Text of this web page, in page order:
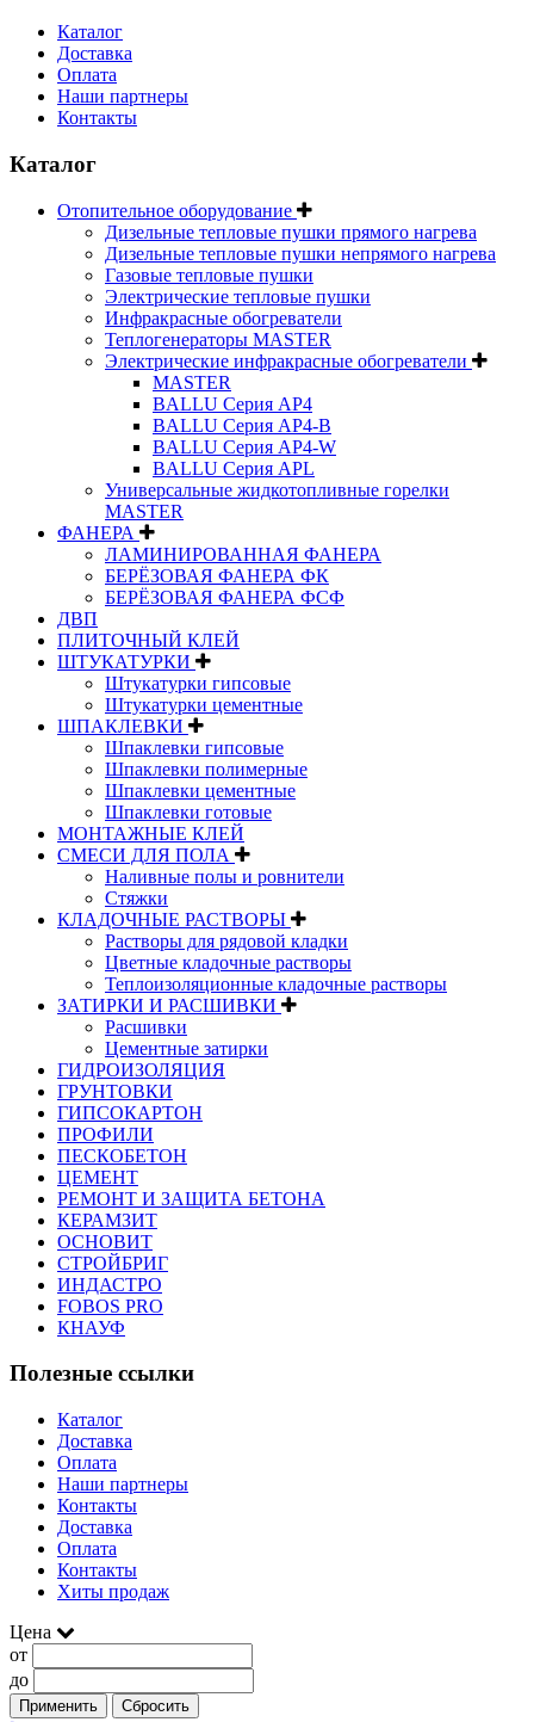
Каталог
Доставка
Оплата
Наши партнеры
Контакты
Каталог
Отопительное оборудование
Дизельные тепловые пушки прямого нагрева
Дизельные тепловые пушки непрямого нагрева
Газовые тепловые пушки
Электрические тепловые пушки
Инфракрасные обогреватели
Теплогенераторы MASTER
Электрические инфракрасные обогреватели
MASTER
BALLU Серия AP4
BALLU Серия AP4-B
BALLU Серия AP4-W
BALLU Серия APL
Универсальные жидкотопливные горелки
MASTER
ФАНЕРА
ЛАМИНИРОВАННАЯ ФАНЕРА
БЕРЁЗОВАЯ ФАНЕРА ФК
БЕРЁЗОВАЯ ФАНЕРА ФСФ
ДВП
ПЛИТОЧНЫЙ КЛЕЙ
ШТУКАТУРКИ
Штукатурки гипсовые
Штукатурки цементные
ШПАКЛЕВКИ
Шпаклевки гипсовые
Шпаклевки полимерные
Шпаклевки цементные
Шпаклевки готовые
МОНТАЖНЫЕ КЛЕЙ
СМЕСИ ДЛЯ ПОЛА
Наливные полы и ровнители
Стяжки
КЛАДОЧНЫЕ РАСТВОРЫ
Растворы для рядовой кладки
Цветные кладочные растворы
Теплоизоляционные кладочные растворы
ЗАТИРКИ И РАСШИВКИ
Расшивки
Цементные затирки
ГИДРОИЗОЛЯЦИЯ
ГРУНТОВКИ
ГИПСОКАРТОН
ПРОФИЛИ
ПЕСКОБЕТОН
ЦЕМЕНТ
РЕМОНТ И ЗАЩИТА БЕТОНА
КЕРАМЗИТ
ОСНОВИТ
СТРОЙБРИГ
ИНДАСТРО
FOBOS PRO
КНАУФ
Полезные ссылки
Каталог
Доставка
Оплата
Наши партнеры
Контакты
Доставка
Оплата
Контакты
Хиты продаж
Цена
от
до
Применить Сбросить